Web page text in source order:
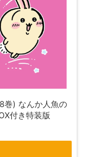
巻) なんか人魚の
付き特装版